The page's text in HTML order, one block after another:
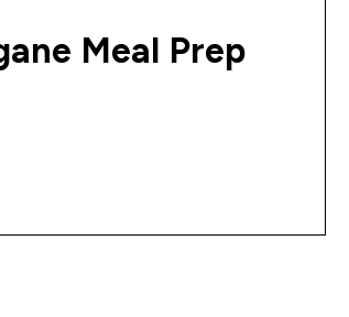
Meal Prep